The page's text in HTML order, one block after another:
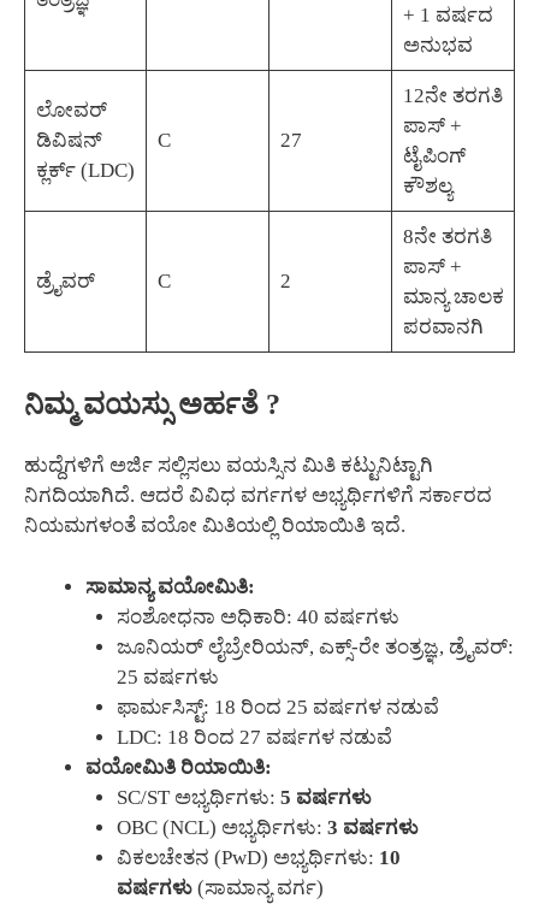
+ 1 ವರ್ಷದ
ಅನುಭವ
ಲೋವರ್
ಡಿವಿಷನ್
ಕ್ಲರ್ಕ್ (LDC)
C 27
12ನೇ ತರಗತಿ
ಪಾಸ್ +
ಟೈಪಿಂಗ್
ಕೌಶಲ್ಯ
ಡ್ರೈವರ್ C 2
8ನೇ ತರಗತಿ
ಪಾಸ್ +
ಮಾನ್ಯ ಚಾಲಕ
ಪರವಾನಗಿ
ನಿಮ್ಮ ವಯಸ್ಸು ಅರ್ಹತೆ ?
ಹುದ್ದೆಗಳಿಗೆ ಅರ್ಜಿ ಸಲ್ಲಿಸಲು ವಯಸ್ಸಿನ ಮಿತಿ ಕಟ್ಟುನಿಟ್ಟಾಗಿ
ನಿಗದಿಯಾಗಿದೆ. ಆದರೆ ವಿವಿಧ ವರ್ಗಗಳ ಅಭ್ಯರ್ಥಿಗಳಿಗೆ ಸರ್ಕಾರದ
ನಿಯಮಗಳಂತೆ ವಯೋ ಮಿತಿಯಲ್ಲಿ ರಿಯಾಯಿತಿ ಇದೆ.
ಸಾಮಾನ್ಯ ವಯೋಮಿತಿ:
ಸಂಶೋಧನಾ ಅಧಿಕಾರಿ: 40 ವರ್ಷಗಳು
ಜೂನಿಯರ್ ಲೈಬ್ರೇರಿಯನ್, ಎಕ್ಸ್-ರೇ ತಂತ್ರಜ್ಞ, ಡ್ರೈವರ್:
25 ವರ್ಷಗಳು
ಫಾರ್ಮಸಿಸ್ಟ್: 18 ರಿಂದ 25 ವರ್ಷಗಳ ನಡುವೆ
LDC: 18 ರಿಂದ 27 ವರ್ಷಗಳ ನಡುವೆ
ವಯೋಮಿತಿ ರಿಯಾಯಿತಿ:
SC/ST ಅಭ್ಯರ್ಥಿಗಳು: 5 ವರ್ಷಗಳು
OBC (NCL) ಅಭ್ಯರ್ಥಿಗಳು: 3 ವರ್ಷಗಳು
ವಿಕಲಚೇತನ (PwD) ಅಭ್ಯರ್ಥಿಗಳು: 10
ವರ್ಷಗಳು(ಸಾಮಾನ್ಯ ವರ್ಗ)